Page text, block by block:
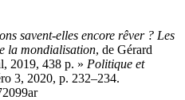
savent-elles encore rêver ? Les
la mondialisation, de Gérard
2019, 438 p. » Politique et
3, 2020, p. 232–234.